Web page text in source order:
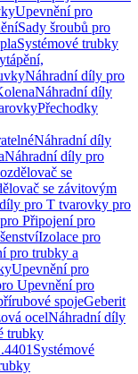
Upevnění pro
Sady šroubů pro
Systémové trubky
Náhradní díly pro
Náhradní díly
Přechodky
Náhradní díly
Náhradní díly pro
se
se závitovým
pro T tvarovky pro
Připojení pro
Izolace pro
pro trubky a
Upevnění pro
Upevnění pro
spojeGeberit
ocelNáhradní díly
trubky
Systémové